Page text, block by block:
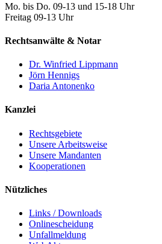
Mo. bis Do. 09-13 und 15-18 Uhr
Freitag 09-13 Uhr
Rechtsanwälte & Notar
Dr. Winfried Lippmann
Jörn Hennigs
Daria Antonenko
Kanzlei
Rechtsgebiete
Unsere Arbeitsweise
Unsere Mandanten
Kooperationen
Nützliches
Links / Downloads
Onlinescheidung
Unfallmeldung